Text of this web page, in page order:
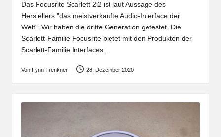
Das Focusrite Scarlett 2i2 ist laut Aussage des
Herstellers "das meistverkaufte Audio-Interface der
Welt". Wir haben die dritte Generation getestet. Die
Scarlett-Familie Focusrite bietet mit den Produkten der
Scarlett-Familie Interfaces…
Posted
Von Fynn Trenkner 28. Dezember 2020